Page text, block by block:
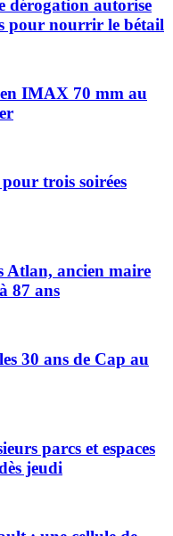
dérogation autorise
pour nourrir le bétail
IMAX 70 mm au
trois soirées
Atlan, ancien maire
87 ans
30 ans de Cap au
parcs et espaces
jeudi